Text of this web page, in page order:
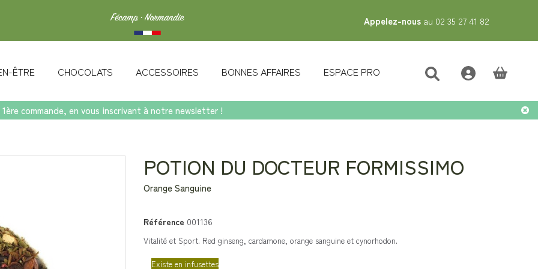
Appelez-nous au 02 35 27 41 82
ÊTRE CHOCOLATS ACCESSOIRES BONNES AFFAIRES ESPACE PRO
commande, en vous inscrivant à notre newsletter !
POTION DU DOCTEUR FORMISSIMO
Orange Sanguine
Référence 001136
Vitalité et Sport. Red ginseng, cardamone, orange sanguine et cynorhodon.
Existe en infusettes